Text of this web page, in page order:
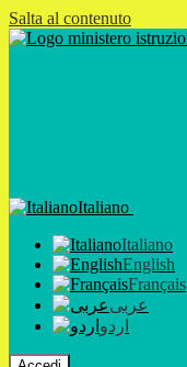
Salta al contenuto
Italiano
Italiano
English
Français
عربى
اردو